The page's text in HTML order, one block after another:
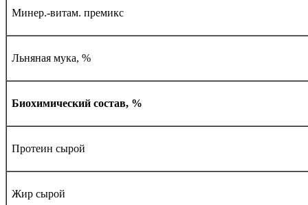
Минер.-витам. премикс
Льняная мука, %
Биохимический состав, %
Протеин сырой
Жир сырой